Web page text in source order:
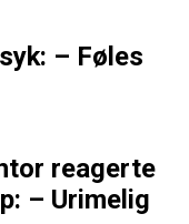
– Føles
reagerte
– Urimelig